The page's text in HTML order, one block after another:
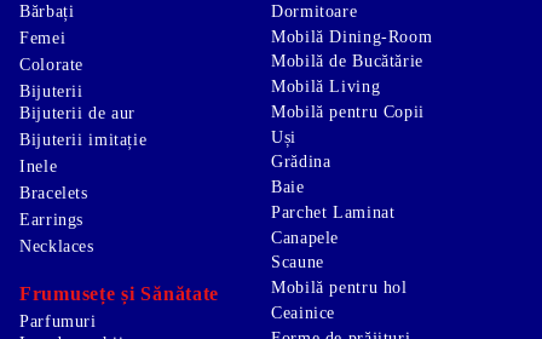
Bărbați
Femei
Colorate
Bijuterii
Bijuterii de aur
Bijuterii imitație
Inele
Bracelets
Earrings
Necklaces
Frumusețe și Sănătate
Parfumuri
Dormitoare
Mobilă Dining-Room
Mobilă de Bucătărie
Mobilă Living
Mobilă pentru Copii
Uși
Grădina
Baie
Parchet Laminat
Canapele
Scaune
Mobilă pentru hol
Ceainice